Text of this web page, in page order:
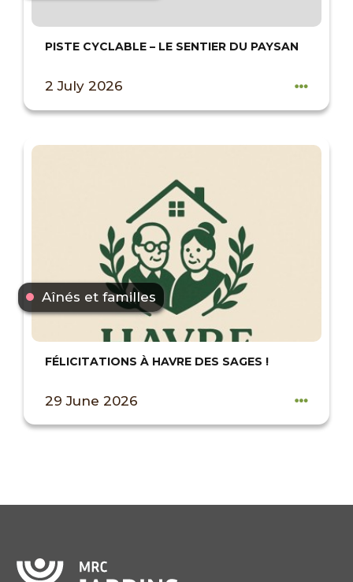
PISTE CYCLABLE – LE SENTIER DU PAYSAN
2 July 2026
Aînés et familles
FÉLICITATIONS À HAVRE DES SAGES !
29 June 2026